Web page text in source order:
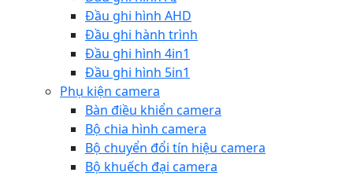
Đầu ghi hình AHD
Đầu ghi hành trình
Đầu ghi hình 4in1
Đầu ghi hình 5in1
Phụ kiện camera
Bàn điều khiển camera
Bộ chia hình camera
Bộ chuyển đổi tín hiệu camera
Bộ khuếch đại camera